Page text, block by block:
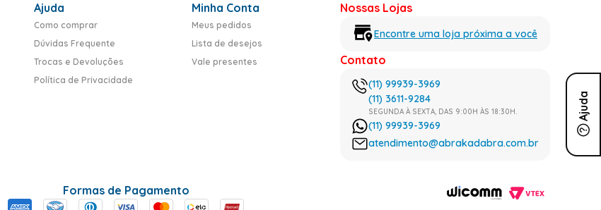
Ajuda
Ajuda
Como comprar
Dúvidas Frequente
Trocas e Devoluções
Política de Privacidade
Minha Conta
Meus pedidos
Lista de desejos
Vale presentes
Nossas Lojas
Encontre uma loja próxima a você
Contato
(11) 99939-3969
(11) 3611-9284
SEGUNDA À SEXTA, DAS 9:00H ÀS 18:30H.
(11) 99939-3969
atendimento@abrakadabra.com.br
Formas de Pagamento